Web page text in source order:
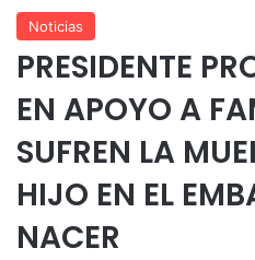
Noticias
PRESIDENTE
EN APOYO A
SUFREN LA
HIJO EN EL
NACER